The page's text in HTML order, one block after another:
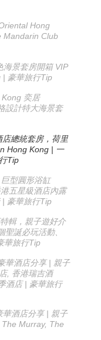
Hong
Mandarin Club
海景套房開箱VIP
| 豪華旅行Tip
奕居
設計特大海景套
店總統套房，荷里
Hong Kong | 一
Tip
巨型圓形浴缸
港五星級酒店內露
| 豪華旅行Tip
輯，親子遊好介
聖誕必玩活動、
華旅行Tip
華酒店分享| 親子
, 香港瑞吉酒
酒店| 豪華旅行
華酒店分享| 親子
Murray, The